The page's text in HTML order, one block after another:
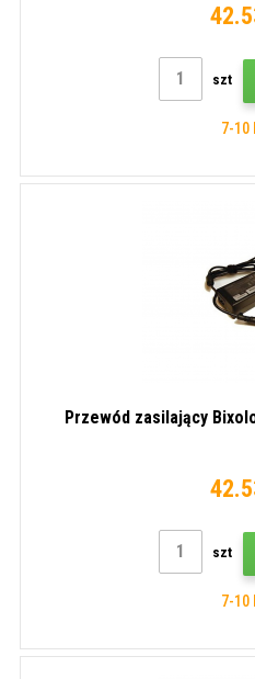
szt
7-10
Przewód zasilający
szt
7-10